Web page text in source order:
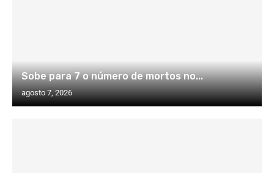
Sobe para 7 o número de mortos no...
agosto 7, 2026